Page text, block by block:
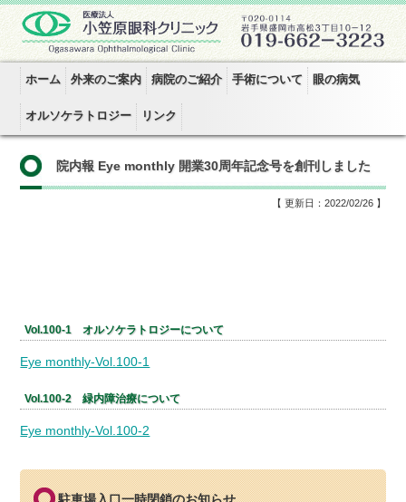
ホーム 外来のご案内 病院のご紹介 手術について 眼の病気
オルソケラトロジー リンク
院内報 Eye monthly 開業30周年記念号を創刊しました
【 更新日：2022/02/26 】
Vol.100-1 オルソケラトロジーについて
Eye monthly-Vol.100-1
Vol.100-2 緑内障治療について
Eye monthly-Vol.100-2